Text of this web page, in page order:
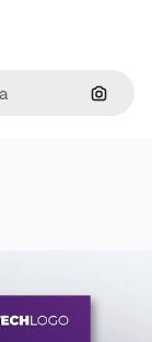
Cerca